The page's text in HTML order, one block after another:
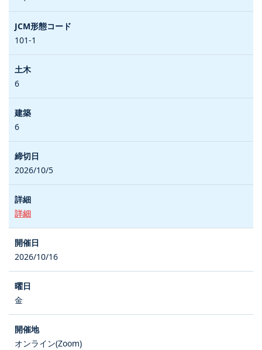
101-1
6
6
2026/10/5
詳細
2026/10/16
金
オンライン(Zoom)